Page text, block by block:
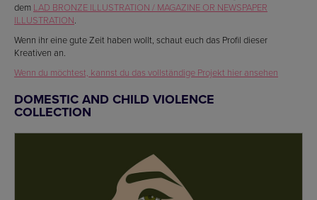
dem LAD BRONZE ILLUSTRATION / MAGAZINE OR NEWSPAPER
ILLUSTRATION.
Wenn ihr eine gute Zeit haben wollt, schaut euch das Profil dieser
Kreativen an.
Wenn du möchtest, kannst du das vollständige Projekt hier ansehen
DOMESTIC AND CHILD VIOLENCE
COLLECTION